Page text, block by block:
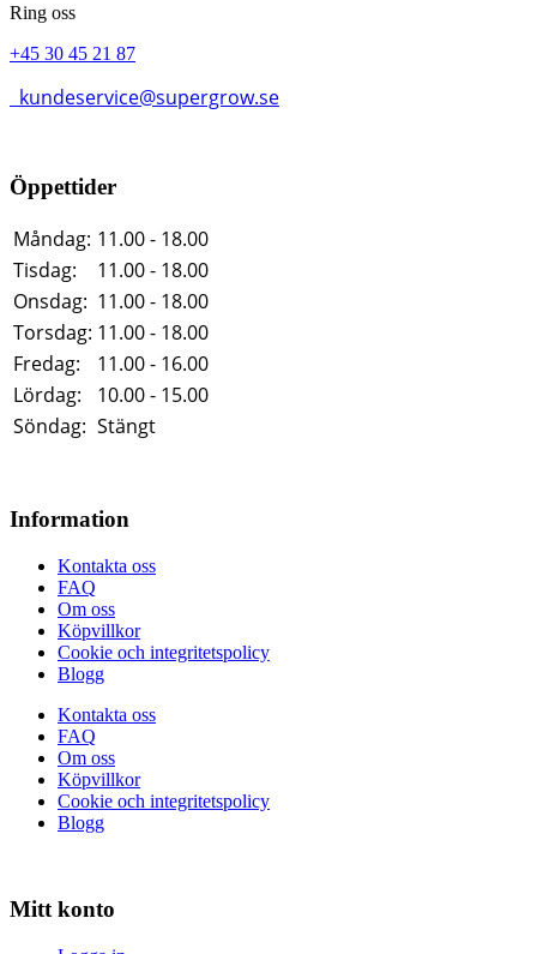
Ring oss
+45 30 45 21 87
kundeservice@supergrow.se
Öppettider
Måndag: 11.00 - 18.00
Tisdag:
11.00 - 18.00
Onsdag: 11.00 - 18.00
Torsdag: 11.00 - 18.00
Fredag:
11.00 - 16.00
Lördag:
10.00 - 15.00
Söndag: Stängt
Information
Kontakta oss
FAQ
Om oss
Köpvillkor
Cookie och integritetspolicy
Blogg
Kontakta oss
FAQ
Om oss
Köpvillkor
Cookie och integritetspolicy
Blogg
Mitt konto